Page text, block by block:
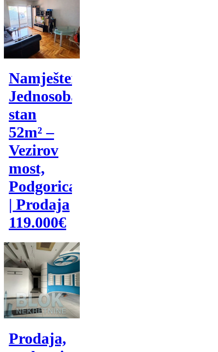
Namješten
Jednosoban
stan
52m² –
Vezirov
most,
Podgorica
| Prodaja
119.000€
Prodaja,